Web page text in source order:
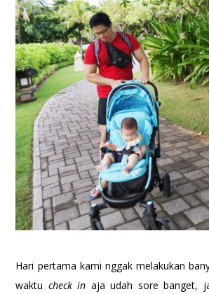
Hari pertama kami nggak melakukan
waktu check in aja udah sore banget,